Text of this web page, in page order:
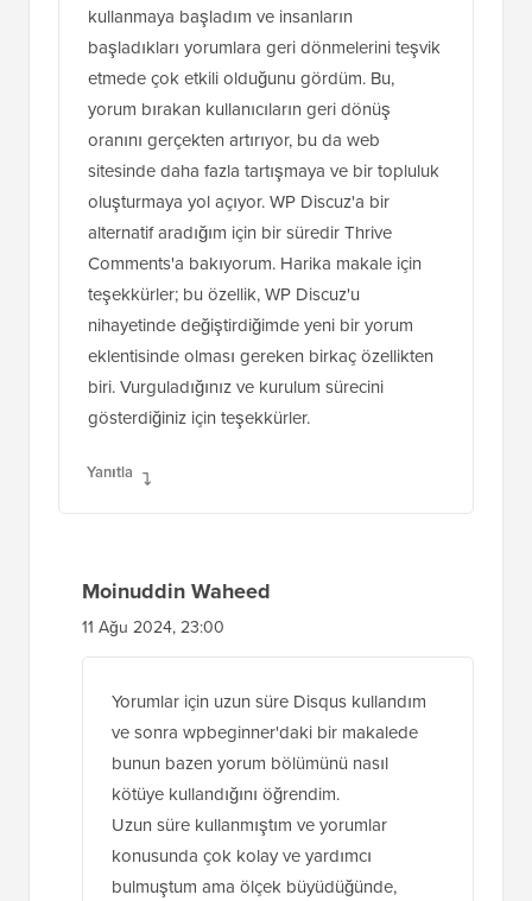
kullanmaya başladım ve insanların
başladıkları yorumlara geri dönmelerini teşvik
etmede çok etkili olduğunu gördüm. Bu,
yorum bırakan kullanıcıların geri dönüş
oranını gerçekten artırıyor, bu da web
sitesinde daha fazla tartışmaya ve bir topluluk
oluşturmaya yol açıyor. WP Discuz'a bir
alternatif aradığım için bir süredir Thrive
Comments'a bakıyorum. Harika makale için
teşekkürler; bu özellik, WP Discuz'u
nihayetinde değiştirdiğimde yeni bir yorum
eklentisinde olması gereken birkaç özellikten
biri. Vurguladığınız ve kurulum sürecini
gösterdiğiniz için teşekkürler.
Yanıtla
Moinuddin Waheed
11 Ağu 2024, 23:00
Yorumlar için uzun süre Disqus kullandım
ve sonra wpbeginner'daki bir makalede
bunun bazen yorum bölümünü nasıl
kötüye kullandığını öğrendim.
Uzun süre kullanmıştım ve yorumlar
konusunda çok kolay ve yardımcı
bulmuştum ama ölçek büyüdüğünde,